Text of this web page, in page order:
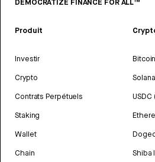
DEMOCRATIZE FINANCE FOR ALL™
Produit
Investir
Crypto
Contrats Perpétuels
Staking
Wallet
Chain
USDC
Shiba